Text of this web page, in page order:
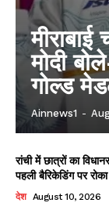
मोदी
गोल्ड
Ainnews1 -
रांची में छात्रों का
पहली बैरिकेडिंग पर
देश August 10, 2026